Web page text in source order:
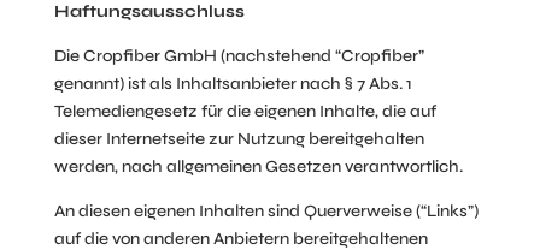
Haftungsausschluss
Die Cropfiber GmbH (nachstehend “Cropfiber”
genannt) ist als Inhaltsanbieter nach § 7 Abs. 1
Telemediengesetz für die eigenen Inhalte, die auf
dieser Internetseite zur Nutzung bereitgehalten
werden, nach allgemeinen Gesetzen verantwortlich.
An diesen eigenen Inhalten sind Querverweise (“Links”)
auf die von anderen Anbietern bereitgehaltenen